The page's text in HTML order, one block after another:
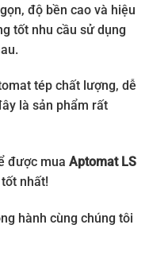
độ bền cao và hiệu
tốt nhu cầu sử dụng
tép chất lượng, dễ
là sản phẩm rất
được mua Aptomat LS
nhất!
hành cùng chúng tôi